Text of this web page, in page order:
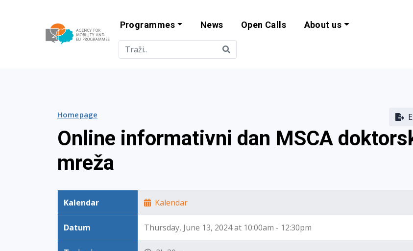
Agency for Mobility and EU
Programmes News Open Calls About us
Homepage
Online informativni dan MSCA
mreža
Kalendar Kalendar
Datum Thursday, June 13, 2024 at 10:00am - 12:30pm